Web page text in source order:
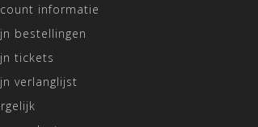
informatie
bestellingen
tickets
verlanglijst